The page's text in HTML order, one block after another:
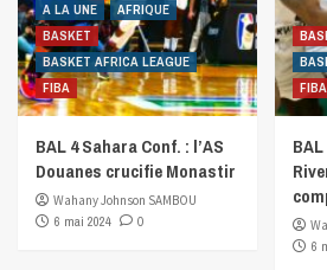
A LA UNE
AFRIQUE
BASKET
BASKET AFRICA LEAGUE
FIBA
BAL 4 Sahara Conf. : l’AS
Douanes crucifie Monastir
Wahany Johnson SAMBOU
6 mai 2024
0
FIBA
BAL
6